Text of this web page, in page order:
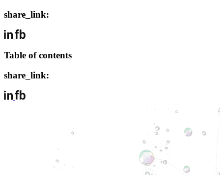
share_link:
Table of contents
share_link: